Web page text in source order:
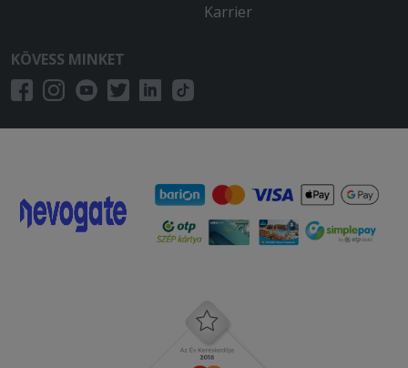
Karrier
KÖVESS MINKET